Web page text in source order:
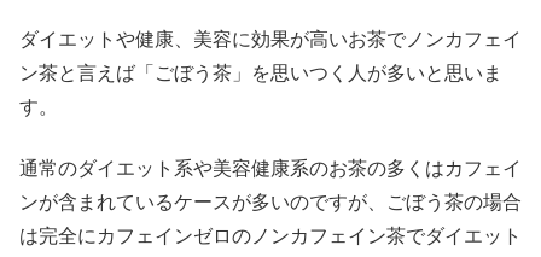
ダイエットや健康、美容に効果が高いお茶でノンカフェイ
ン茶と言えば「ごぼう茶」を思いつく人が多いと思いま
す。
通常のダイエット系や美容健康系のお茶の多くはカフェイ
ンが含まれているケースが多いのですが、ごぼう茶の場合
は完全にカフェインゼロのノンカフェイン茶でダイエット